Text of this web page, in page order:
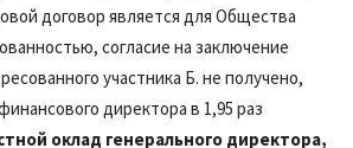
договор является для Общества
согласие на заключение
участника Б. не получено,
директора в 1,95 раз
оклад генерального директора,